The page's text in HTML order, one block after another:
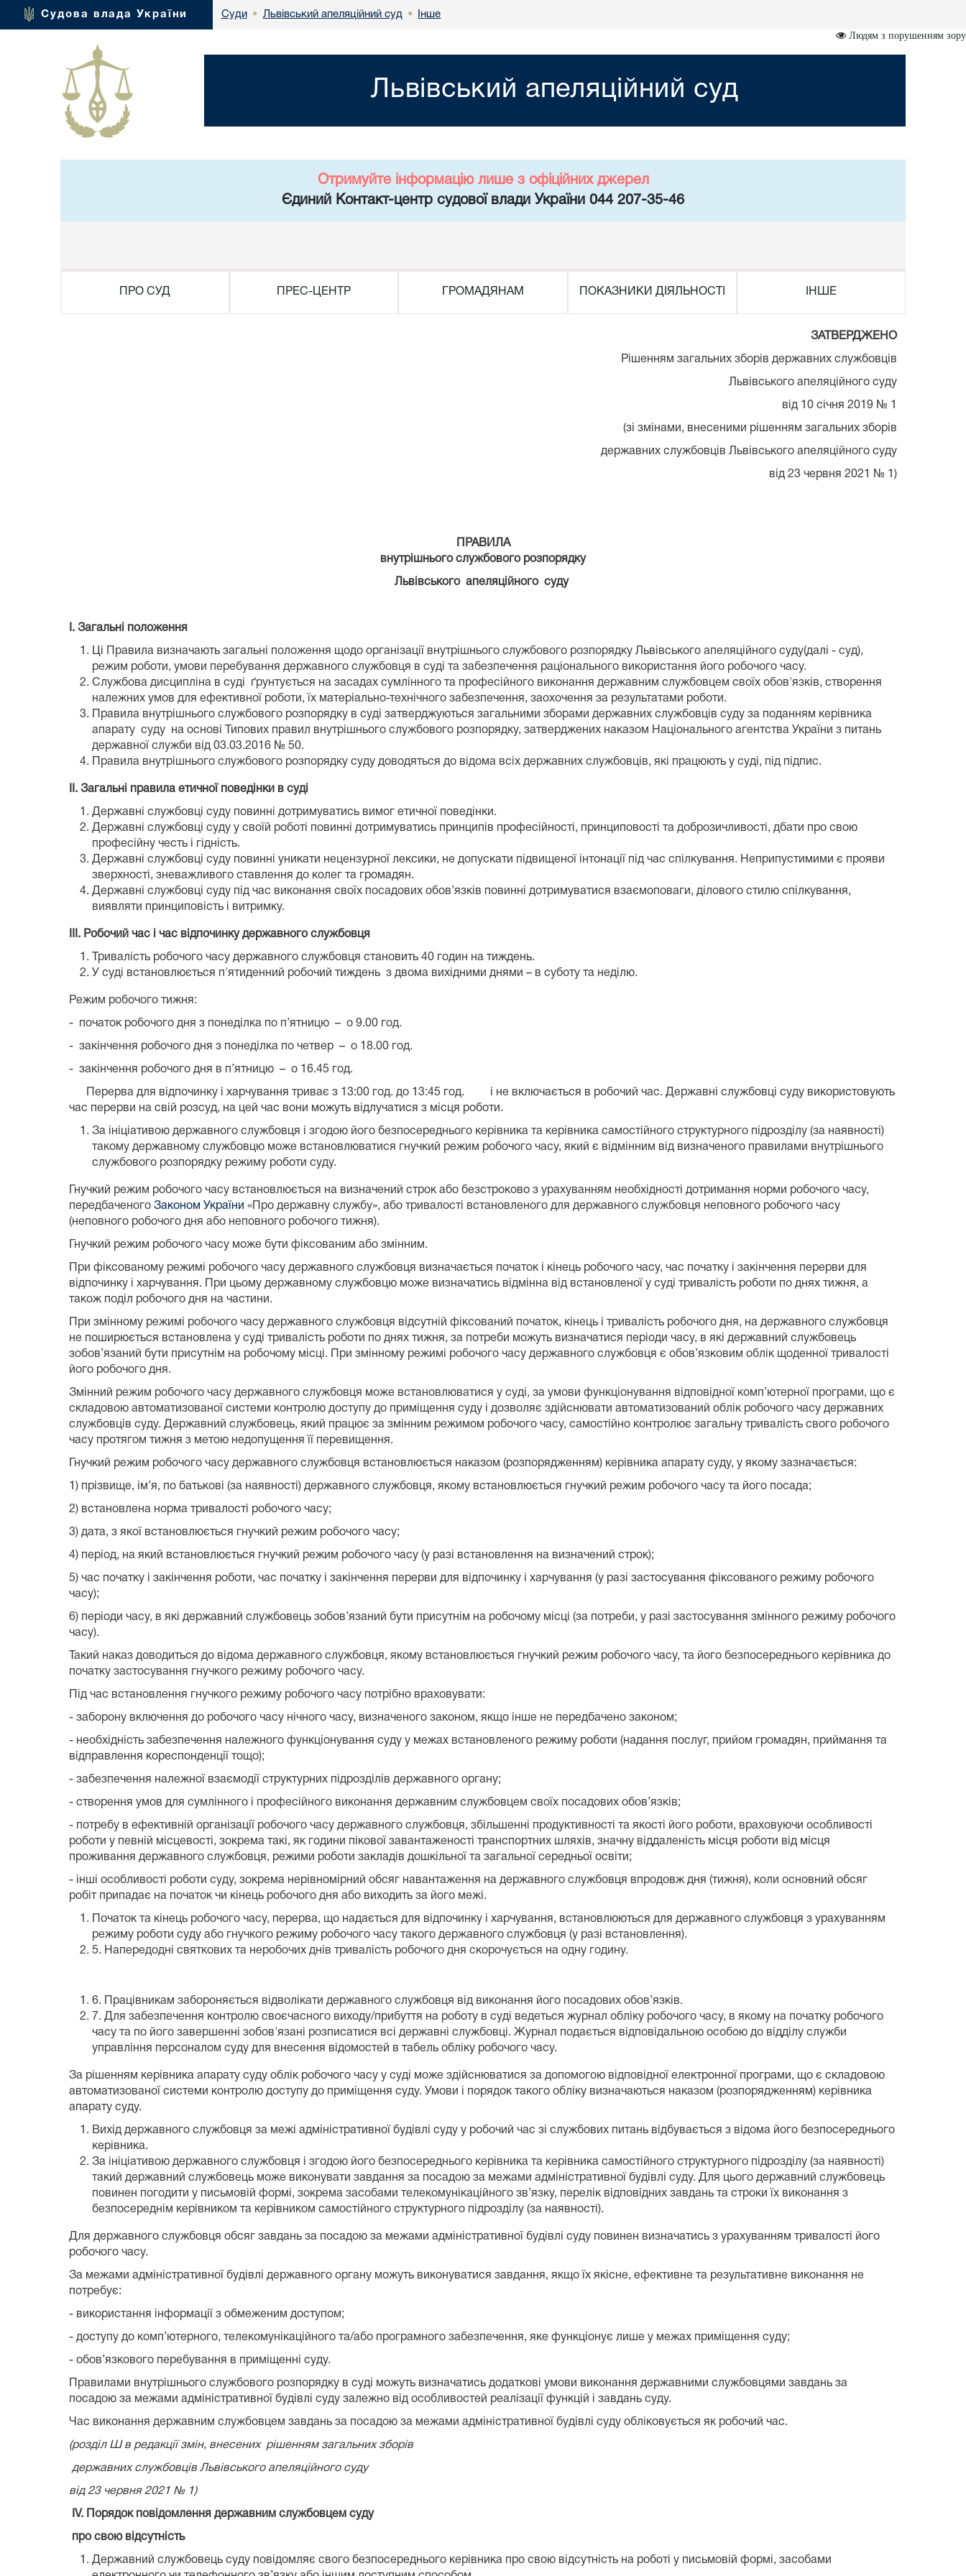
Судова влада України Суди • Львівський апеляційний суд • Інше
Людям з порушенням зору
Львівський апеляційний суд
Отримуйте інформацію лише з офіційних джерел
Єдиний Контакт-центр судової влади України 044 207-35-46
ПРО СУД ПРЕС-ЦЕНТР ГРОМАДЯНАМ ПОКАЗНИКИ ДІЯЛЬНОСТІ ІНШЕ
ЗАТВЕРДЖЕНО
Рішенням загальних зборів державних службовців
Львівського апеляційного суду
від 10 січня 2019 № 1
(зі змінами, внесеними рішенням загальних зборів
державних службовців Львівського апеляційного суду
від 23 червня 2021 № 1)
ПРАВИЛА
внутрішнього службового розпорядку
Львівського апеляційного суду
І. Загальні положення
Ці Правила визначають загальні положення щодо організації внутрішнього службового розпорядку Львівського апеляційного суду(далі - суд),
режим роботи, умови перебування державного службовця в суді та забезпечення раціонального використання його робочого часу.
Службова дисципліна в суді ґрунтується на засадах сумлінного та професійного виконання державним службовцем своїх обов'язків, створення
належних умов для ефективної роботи, їх матеріально-технічного забезпечення, заохочення за результатами роботи.
Правила внутрішнього службового розпорядку в суді затверджуються загальними зборами державних службовців суду за поданням керівника
апарату суду на основі Типових правил внутрішнього службового розпорядку, затверджених наказом Національного агентства України з питань
державної служби від 03.03.2016 № 50.
Правила внутрішнього службового розпорядку суду доводяться до відома всіх державних службовців, які працюють у суді, під підпис.
ІІ. Загальні правила етичної поведінки в суді
Державні службовці суду повинні дотримуватись вимог етичної поведінки.
Державні службовці суду у своїй роботі повинні дотримуватись принципів професійності, принциповості та доброзичливості, дбати про свою
професійну честь і гідність.
Державні службовці суду повинні уникати нецензурної лексики, не допускати підвищеної інтонації під час спілкування. Неприпустимими є прояви
зверхності, зневажливого ставлення до колег та громадян.
Державні службовці суду під час виконання своїх посадових обов’язків повинні дотримуватися взаємоповаги, ділового стилю спілкування,
виявляти принциповість і витримку.
ІІІ. Робочий час і час відпочинку державного службовця
Тривалість робочого часу державного службовця становить 40 годин на тиждень.
У суді встановлюється п'ятиденний робочий тиждень з двома вихідними днями – в суботу та неділю.
Режим робочого тижня:
- початок робочого дня з понеділка по п’ятницю – о 9.00 год.
- закінчення робочого дня з понеділка по четвер – о 18.00 год.
- закінчення робочого дня в п’ятницю – о 16.45 год.
Перерва для відпочинку і харчування триває з 13:00 год. до 13:45 год. і не включається в робочий час. Державні службовці суду використовують
час перерви на свій розсуд, на цей час вони можуть відлучатися з місця роботи.
За ініціативою державного службовця і згодою його безпосереднього керівника та керівника самостійного структурного підрозділу (за наявності)
такому державному службовцю може встановлюватися гнучкий режим робочого часу, який є відмінним від визначеного правилами внутрішнього
службового розпорядку режиму роботи суду.
Гнучкий режим робочого часу встановлюється на визначений строк або безстроково з урахуванням необхідності дотримання норми робочого часу,
передбаченого Законом України «Про державну службу», або тривалості встановленого для державного службовця неповного робочого часу
(неповного робочого дня або неповного робочого тижня).
Гнучкий режим робочого часу може бути фіксованим або змінним.
При фіксованому режимі робочого часу державного службовця визначається початок і кінець робочого часу, час початку і закінчення перерви для
відпочинку і харчування. При цьому державному службовцю може визначатись відмінна від встановленої у суді тривалість роботи по днях тижня, а
також поділ робочого дня на частини.
При змінному режимі робочого часу державного службовця відсутній фіксований початок, кінець і тривалість робочого дня, на державного службовця
не поширюється встановлена у суді тривалість роботи по днях тижня, за потреби можуть визначатися періоди часу, в які державний службовець
зобов’язаний бути присутнім на робочому місці. При змінному режимі робочого часу державного службовця є обов’язковим облік щоденної тривалості
його робочого дня.
Змінний режим робочого часу державного службовця може встановлюватися у суді, за умови функціонування відповідної комп’ютерної програми, що є
складовою автоматизованої системи контролю доступу до приміщення суду і дозволяє здійснювати автоматизований облік робочого часу державних
службовців суду. Державний службовець, який працює за змінним режимом робочого часу, самостійно контролює загальну тривалість свого робочого
часу протягом тижня з метою недопущення її перевищення.
Гнучкий режим робочого часу державного службовця встановлюється наказом (розпорядженням) керівника апарату суду, у якому зазначається:
1) прізвище, ім’я, по батькові (за наявності) державного службовця, якому встановлюється гнучкий режим робочого часу та його посада;
2) встановлена норма тривалості робочого часу;
3) дата, з якої встановлюється гнучкий режим робочого часу;
4) період, на який встановлюється гнучкий режим робочого часу (у разі встановлення на визначений строк);
5) час початку і закінчення роботи, час початку і закінчення перерви для відпочинку і харчування (у разі застосування фіксованого режиму робочого
часу);
6) періоди часу, в які державний службовець зобов’язаний бути присутнім на робочому місці (за потреби, у разі застосування змінного режиму робочого
часу).
Такий наказ доводиться до відома державного службовця, якому встановлюється гнучкий режим робочого часу, та його безпосереднього керівника до
початку застосування гнучкого режиму робочого часу.
Під час встановлення гнучкого режиму робочого часу потрібно враховувати:
- заборону включення до робочого часу нічного часу, визначеного законом, якщо інше не передбачено законом;
- необхідність забезпечення належного функціонування суду у межах встановленого режиму роботи (надання послуг, прийом громадян, приймання та
відправлення кореспонденції тощо);
- забезпечення належної взаємодії структурних підрозділів державного органу;
- створення умов для сумлінного і професійного виконання державним службовцем своїх посадових обов’язків;
- потребу в ефективній організації робочого часу державного службовця, збільшенні продуктивності та якості його роботи, враховуючи особливості
роботи у певній місцевості, зокрема такі, як години пікової завантаженості транспортних шляхів, значну віддаленість місця роботи від місця
проживання державного службовця, режими роботи закладів дошкільної та загальної середньої освіти;
- інші особливості роботи суду, зокрема нерівномірний обсяг навантаження на державного службовця впродовж дня (тижня), коли основний обсяг
робіт припадає на початок чи кінець робочого дня або виходить за його межі.
Початок та кінець робочого часу, перерва, що надається для відпочинку і харчування, встановлюються для державного службовця з урахуванням
режиму роботи суду або гнучкого режиму робочого часу такого державного службовця (у разі встановлення).
5. Напередодні святкових та неробочих днів тривалість робочого дня скорочується на одну годину.
6. Працівникам забороняється відволікати державного службовця від виконання його посадових обов’язків.
7. Для забезпечення контролю своєчасного виходу/прибуття на роботу в суді ведеться журнал обліку робочого часу, в якому на початку робочого
часу та по його завершенні зобов'язані розписатися всі державні службовці. Журнал подається відповідальною особою до відділу служби
управління персоналом суду для внесення відомостей в табель обліку робочого часу.
За рішенням керівника апарату суду облік робочого часу у суді може здійснюватися за допомогою відповідної електронної програми, що є складовою
автоматизованої системи контролю доступу до приміщення суду. Умови і порядок такого обліку визначаються наказом (розпорядженням) керівника
апарату суду.
Вихід державного службовця за межі адміністративної будівлі суду у робочий час зі службових питань відбувається з відома його безпосереднього
керівника.
За ініціативою державного службовця і згодою його безпосереднього керівника та керівника самостійного структурного підрозділу (за наявності)
такий державний службовець може виконувати завдання за посадою за межами адміністративної будівлі суду. Для цього державний службовець
повинен погодити у письмовій формі, зокрема засобами телекомунікаційного зв’язку, перелік відповідних завдань та строки їх виконання з
безпосереднім керівником та керівником самостійного структурного підрозділу (за наявності).
Для державного службовця обсяг завдань за посадою за межами адміністративної будівлі суду повинен визначатись з урахуванням тривалості його
робочого часу.
За межами адміністративної будівлі державного органу можуть виконуватися завдання, якщо їх якісне, ефективне та результативне виконання не
потребує:
- використання інформації з обмеженим доступом;
- доступу до комп’ютерного, телекомунікаційного та/або програмного забезпечення, яке функціонує лише у межах приміщення суду;
- обов’язкового перебування в приміщенні суду.
Правилами внутрішнього службового розпорядку в суді можуть визначатись додаткові умови виконання державними службовцями завдань за
посадою за межами адміністративної будівлі суду залежно від особливостей реалізації функцій і завдань суду.
Час виконання державним службовцем завдань за посадою за межами адміністративної будівлі суду обліковується як робочий час.
(розділ Ш в редакції змін, внесених рішенням загальних зборів
державних службовців Львівського апеляційного суду
від 23 червня 2021 № 1)
ІV. Порядок повідомлення державним службовцем суду
про свою відсутність
Державний службовець суду повідомляє свого безпосереднього керівника про свою відсутність на роботі у письмовій формі, засобами